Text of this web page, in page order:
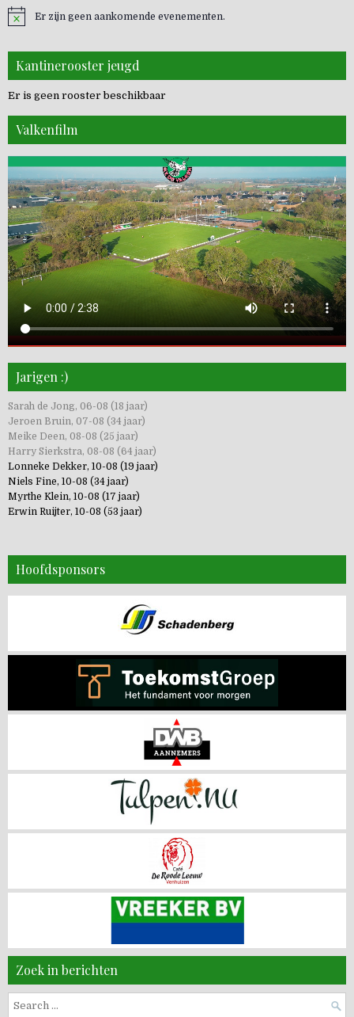
Er zijn geen aankomende evenementen.
Kantinerooster jeugd
Er is geen rooster beschikbaar
Valkenfilm
Jarigen :)
Sarah de Jong, 06-08 (18 jaar)
Jeroen Bruin, 07-08 (34 jaar)
Meike Deen, 08-08 (25 jaar)
Harry Sierkstra, 08-08 (64 jaar)
Lonneke Dekker, 10-08 (19 jaar)
Niels Fine, 10-08 (34 jaar)
Myrthe Klein, 10-08 (17 jaar)
Erwin Ruijter, 10-08 (53 jaar)
Hoofdsponsors
Zoek in berichten
Search